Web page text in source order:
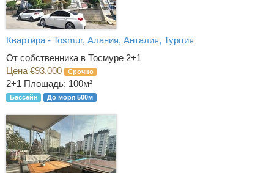
Квартира - Tosmur, Алания, Анталия, Турция
От собственника в Тосмуре 2+1
Цена €93,000
Срочно
2+1 Площадь: 100м²
Бассейн До моря 500м